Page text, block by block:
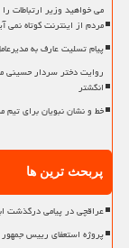
می خواهید وزیر ارتباطات
مردم از اینترنت کوتاه نمی
پیام تسلیت عارف به
روایت دختر سردار حسینی
انگشتر
خط و نشان نبویان برای تیم
پربحث ترین ها
عراقچی در پیامی درگذشت
پروژه استعفای رییس جمهور